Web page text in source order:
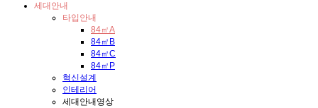
세대안내
타입안내
84㎡A
84㎡B
84㎡C
84㎡P
혁신설계
인테리어
세대안내영상